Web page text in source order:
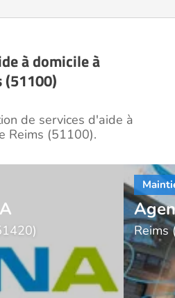
à domicile à
(51100)
de services d'aide à
Reims (51100).
Reims